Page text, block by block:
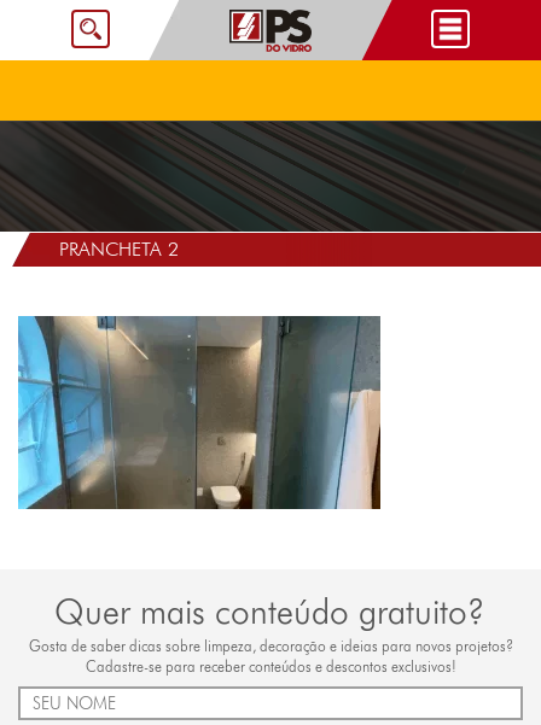
PRANCHETA 2
Quer mais conteúdo gratuito?
Gosta de saber dicas sobre limpeza, decoração e ideias para novos projetos?
Cadastre-se para receber conteúdos e descontos exclusivos!